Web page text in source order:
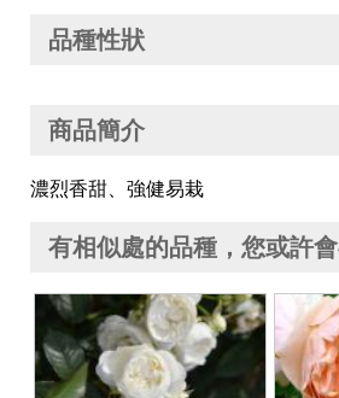
品種性狀
商品簡介
濃烈香甜、強健易栽
有相似處的品種，您或許